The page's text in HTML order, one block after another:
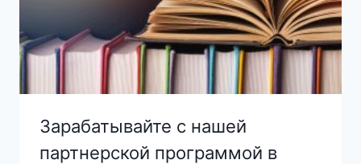
Зарабатывайте с нашей
партнерской программой в